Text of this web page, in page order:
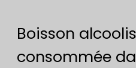
Boisson
consommée